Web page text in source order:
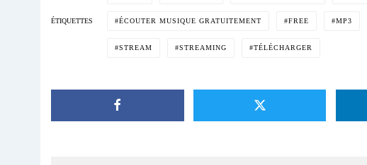
ÉTIQUETTES ÉCOUTER MUSIQUE GRATUITEMENT FREE MP3
STREAM STREAMING TÉLÉCHARGER